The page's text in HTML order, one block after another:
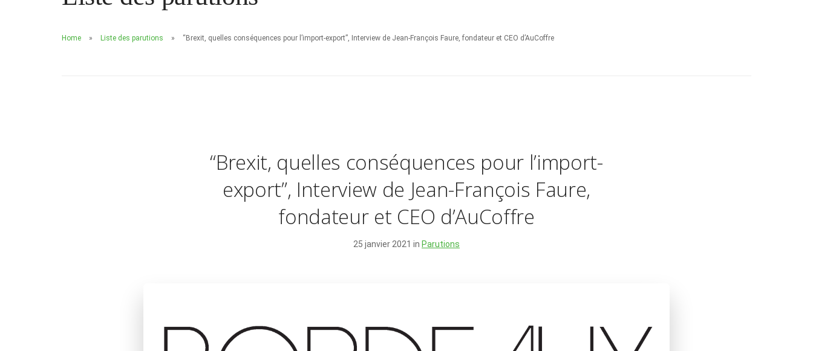
Home Liste des parutions “Brexit, quelles conséquences pour l’import-export”, Interview de Jean-François Faure, fondateur et CEO d’AuCoffre
“Brexit, quelles conséquences pour l’import-
export”, Interview de Jean-François Faure,
fondateur et CEO d’AuCoffre
25 janvier 2021 in Parutions